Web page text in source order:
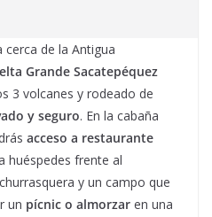
cerca de la Antigua
Grande Sacatepéquez
3 volcanes y rodeado de
y seguro. En la cabaña
acceso a restaurante
huéspedes frente al
y un campo que
un pícnic o almorzar en una